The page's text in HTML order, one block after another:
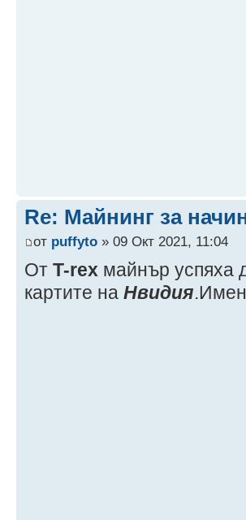
Re: Майнинг за
от puffyto » 09 Окт 2021, 11:04
От T-rex майнър успяха
картите на Нвидия